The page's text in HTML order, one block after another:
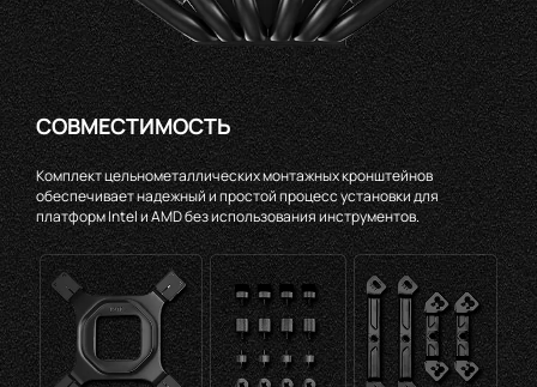
СОВМЕСТИМОСТЬ
Комплект цельнометаллических монтажных кронштейнов
обеспечивает надежный и простой процесс установки для
платформ Intel и AMD без использования инструментов.